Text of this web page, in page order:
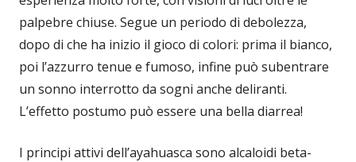
palpebre chiuse. Segue un periodo di debolezza,
dopo di che ha inizio il gioco di colori: prima il bianco,
poi l’azzurro tenue e fumoso, infine può subentrare
un sonno interrotto da sogni anche deliranti.
L’effetto postumo può essere una bella diarrea!
I principi attivi dell’ayahuasca sono alcaloidi beta-